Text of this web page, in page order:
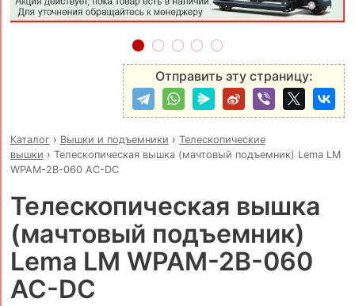
Отправить эту страницу:
Каталог› Вышки и подъемники › Телескопические
вышки › Телескопическая вышка (мачтовый подъемник) Lema LM
WPAM-2B-060 AC-DC
Телескопическая вышка
(мачтовый подъемник)
Lema LM WPAM-2B-060
AC-DC